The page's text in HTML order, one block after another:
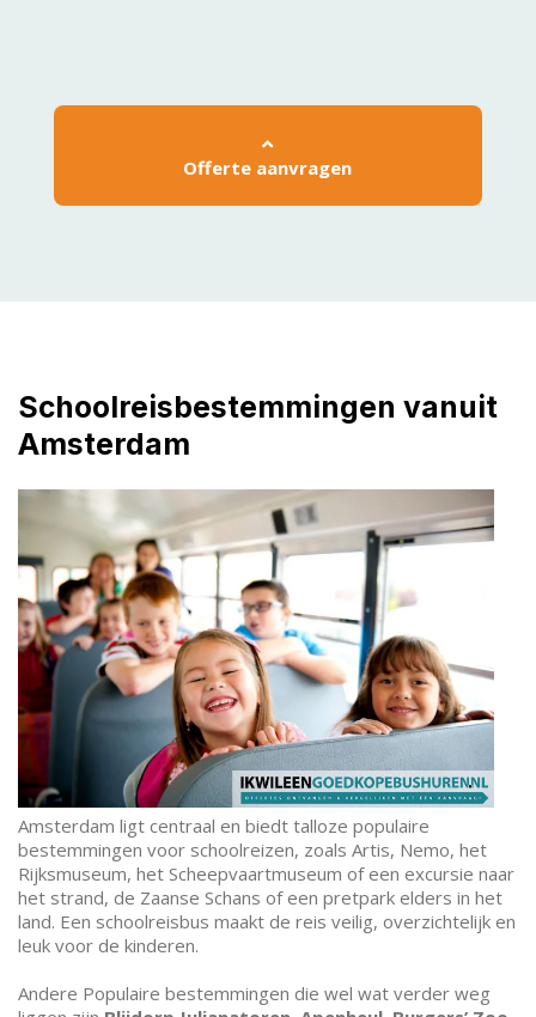
Offerte aanvragen
Schoolreisbestemmingen vanuit
Amsterdam
Amsterdam ligt centraal en biedt talloze populaire
bestemmingen voor schoolreizen, zoals Artis, Nemo, het
Rijksmuseum, het Scheepvaartmuseum of een excursie naar
het strand, de Zaanse Schans of een pretpark elders in het
land. Een schoolreisbus maakt de reis veilig, overzichtelijk en
leuk voor de kinderen.
Andere Populaire bestemmingen die wel wat verder weg